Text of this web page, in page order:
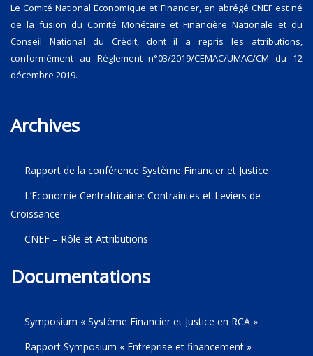
Le Comité National Économique et Financier, en abrégé CNEF est né
de la fusion du Comité Monétaire et Financière Nationale et du
Conseil National du Crédit, dont il a repris les attributions,
conformément au Règlement n°03/2019/CEMAC/UMAC/CM du 12
décembre 2019.
Archives
Rapport de la conférence Système Financier et Justice
L’Economie Centrafricaine: Contraintes et Leviers de
Croissance
CNEF – Rôle et Attributions
Documentations
Symposium « Système Financier et Justice en RCA »
Rapport Symposium « Entreprise et financement »